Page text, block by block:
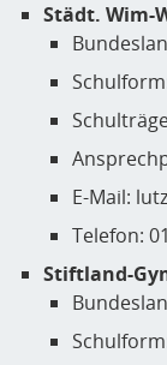
Städt. Wim-
E-Mail:
Telefon:
Stiftland-